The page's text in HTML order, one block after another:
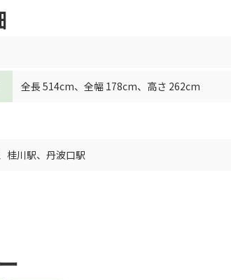
全長 514cm、 全幅 178cm、 高さ 262cm
桂川駅、 丹波口駅